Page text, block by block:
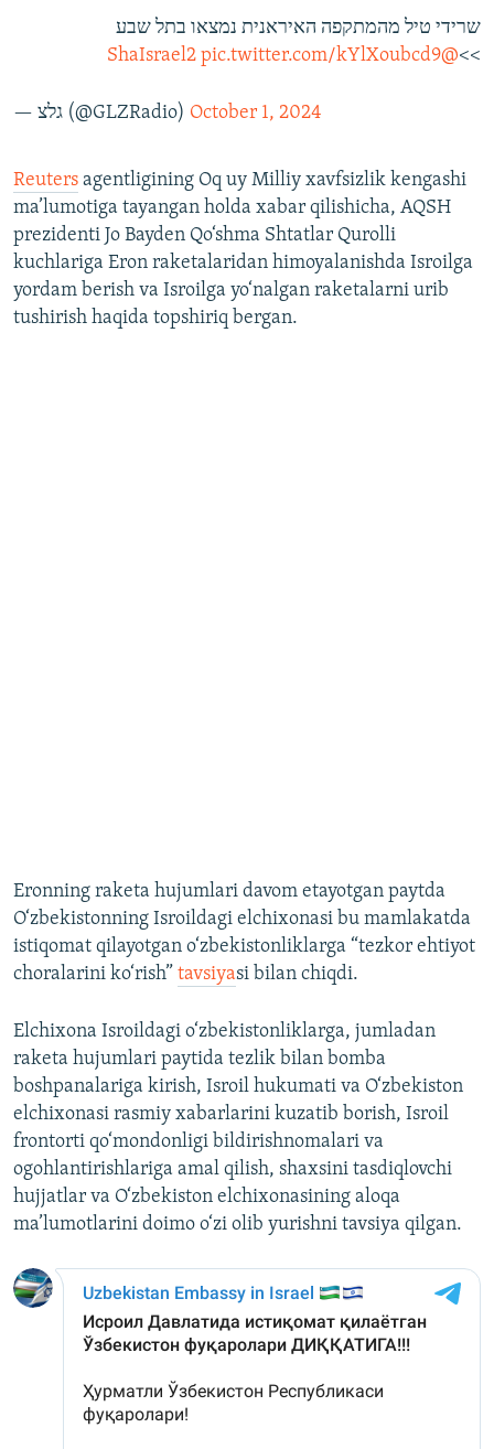
שרידי טיל מהמתקפה האיראנית נמצאו בתל שבע
>>
@ShaIsrael2
pic.twitter.com/kYlXoubcd9
— גלצ (@GLZRadio) October 1, 2024
Reuters agentligining Oq uy Milliy xavfsizlik kengashi
ma’lumotiga tayangan holda xabar qilishicha, AQSH
prezidenti Jo Bayden Qo‘shma Shtatlar Qurolli
kuchlariga Eron raketalaridan himoyalanishda Isroilga
yordam berish va Isroilga yo‘nalgan raketalarni urib
tushirish haqida topshiriq bergan.
Eronning raketa hujumlari davom etayotgan paytda
O‘zbekistonning Isroildagi elchixonasi bu mamlakatda
istiqomat qilayotgan o‘zbekistonliklarga “tezkor ehtiyot
choralarini ko‘rish” tavsiyasi bilan chiqdi.
Elchixona Isroildagi o‘zbekistonliklarga, jumladan
raketa hujumlari paytida tezlik bilan bomba
boshpanalariga kirish, Isroil hukumati va O‘zbekiston
elchixonasi rasmiy xabarlarini kuzatib borish, Isroil
frontorti qo‘mondonligi bildirishnomalari va
ogohlantirishlariga amal qilish, shaxsini tasdiqlovchi
hujjatlar va O‘zbekiston elchixonasining aloqa
ma’lumotlarini doimo o‘zi olib yurishni tavsiya qilgan.